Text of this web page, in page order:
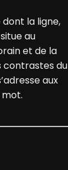
dont la ligne,
au
et de la
contrastes du
aux